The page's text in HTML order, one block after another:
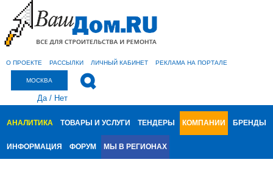
О ПРОЕКТЕ РАССЫЛКИ ЛИЧНЫЙ КАБИНЕТ РЕКЛАМА НА ПОРТАЛЕ
МОСКВА
Да/ Нет
АНАЛИТИКА ТОВАРЫ И УСЛУГИ ТЕНДЕРЫ КОМПАНИИ БРЕНДЫ
ИНФОРМАЦИЯ ФОРУМ МЫ В РЕГИОНАХ